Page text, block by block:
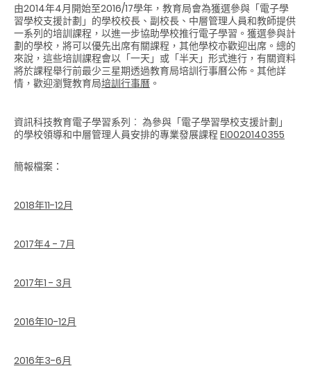
由2014年4月開始至2016/17學年，教育局會為獲選參與「電子學
習學校支援計劃」的學校校長、副校長、中層管理人員和教師提供
一系列的培訓課程，以進一步協助學校推行電子學習。獲選參與計
劃的學校，將可以優先出席有關課程，其他學校亦歡迎出席。總的
來說，這些培訓課程會以「一天」或「半天」形式進行，有關資料
將於課程舉行前最少三星期透過教育局培訓行事曆公佈。其他詳
情，歡迎瀏覽教育局培訓行事曆 。
資訊科技教育電子學習系列︰ 為參與「電子學習學校支援計劃」
的學校領導和中層管理人員安排的專業發展課程 EI0020140355
簡報檔案：
2018年11-12月
2017年4 - 7月
2017年1 - 3月
2016年10-12月
2016年3-6月